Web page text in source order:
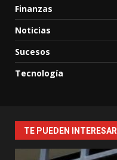
Finanzas
Noticias
Sucesos
Tecnología
TE PUEDEN INTERESAR